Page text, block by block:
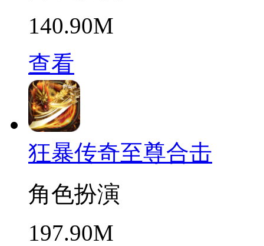
140.90M
查看
狂暴传奇至尊合击
角色扮演
197.90M